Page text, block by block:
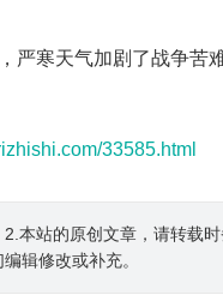
严寒天气加剧了战争苦
33585.html
本站的原创文章，请转载
辑修改或补充。